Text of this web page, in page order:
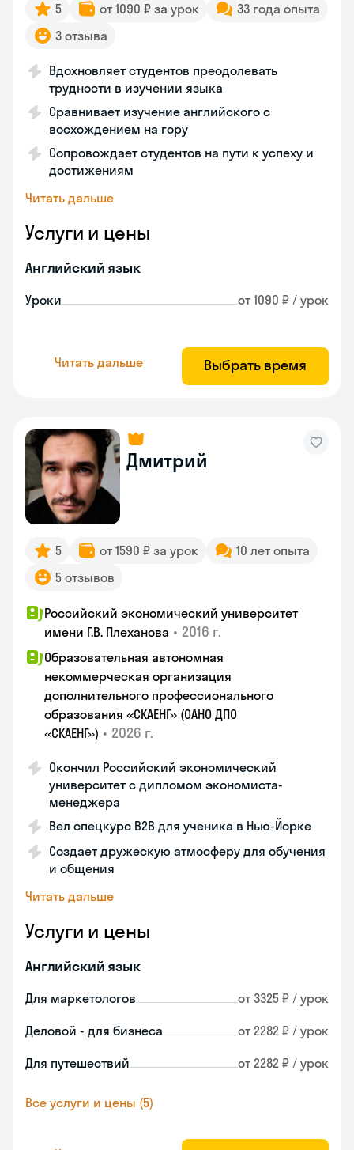
5 от 1090 ₽ за урок
33 года опыта
3 отзыва
Вдохновляет студентов преодолевать
трудности в изучении языка
Сравнивает изучение английского с
восхождением на гору
Сопровождает студентов на пути к успеху и
достижениям
Читать дальше
Услуги и цены
Английский язык
Уроки от 1090 ₽ / урок
Читать дальше Выбрать время
Дмитрий
5 от 1590 ₽ за урок
10 лет опыта
5 отзывов
Российский экономический университет
имени Г.В. Плеханова • 2016 г.
Образовательная автономная
некоммерческая организация
дополнительного профессионального
образования «СКАЕНГ» (ОАНО ДПО
«СКАЕНГ») • 2026 г.
Окончил Российский экономический
университет с дипломом экономиста-
менеджера
Вел спецкурс B2B для ученика в Нью-Йорке
Создает дружескую атмосферу для обучения
и общения
Читать дальше
Услуги и цены
Английский язык
Для маркетологов от 3325 ₽ / урок
Деловой - для бизнеса от 2282 ₽ / урок
Для путешествий от 2282 ₽ / урок
Все услуги и цены (5)